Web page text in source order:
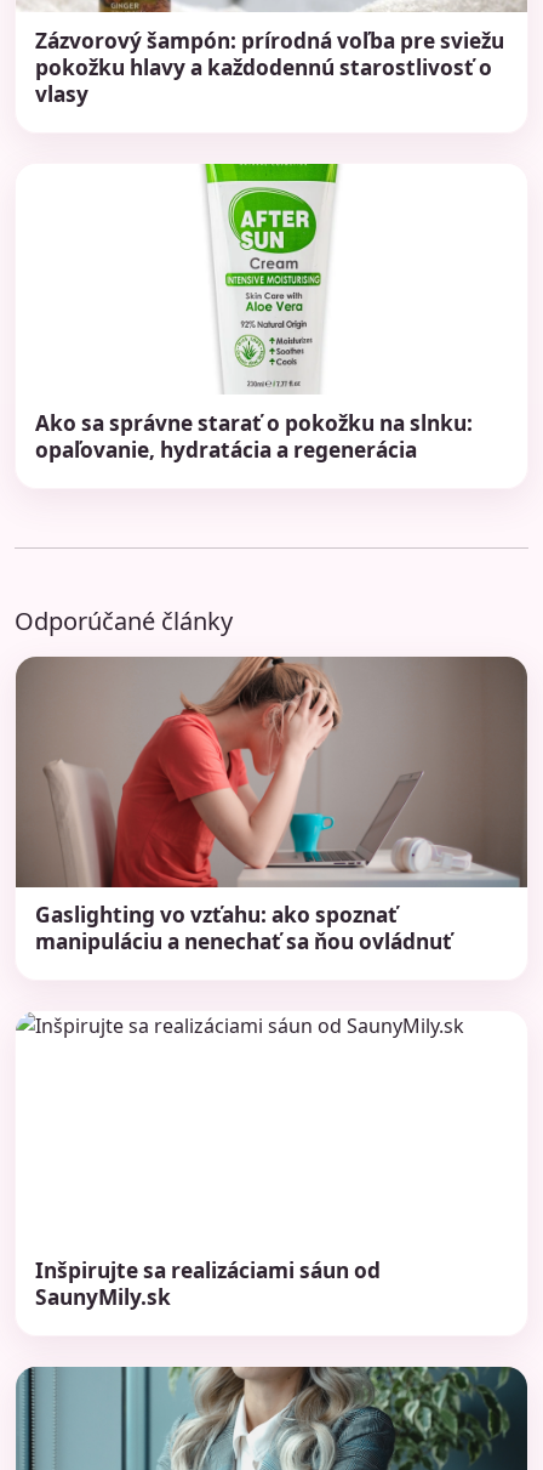
Zázvorový šampón: prírodná voľba pre sviežu
pokožku hlavy a každodennú starostlivosť o
vlasy
Ako sa správne starať o pokožku na slnku:
opaľovanie, hydratácia a regenerácia
Odporúčané články
Gaslighting vo vzťahu: ako spoznať
manipuláciu a nenechať sa ňou ovládnuť
Inšpirujte sa realizáciami sáun od
SaunyMily.sk